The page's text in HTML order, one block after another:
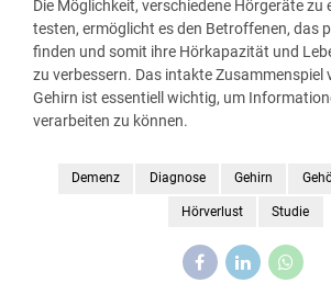
Die Möglichkeit, verschiedene Hörgeräte zu
testen, ermöglicht es den Betroffenen, das
finden und somit ihre Hörkapazität und
zu verbessern. Das intakte Zusammenspiel
Gehirn ist essentiell wichtig, um
verarbeiten zu können.
Demenz Diagnose Gehirn
Hörverlust Studie